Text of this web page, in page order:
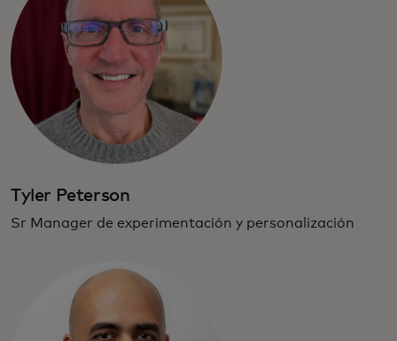
Tyler Peterson
Sr Manager de experimentación y personalización